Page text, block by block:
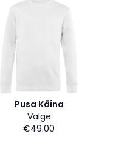
Pusa Käina
Valge
€49.00